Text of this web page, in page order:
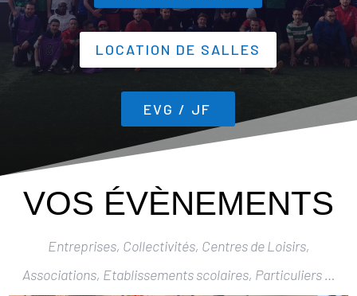
LOCATION DE SALLES
EVG / JF
VOS ÉVÈNEMENTS
Entreprises, Collectivités, Centres de Loisirs,
Associations, Etablissements scolaires, Particuliers …